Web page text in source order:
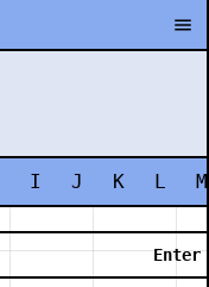
I J K L M